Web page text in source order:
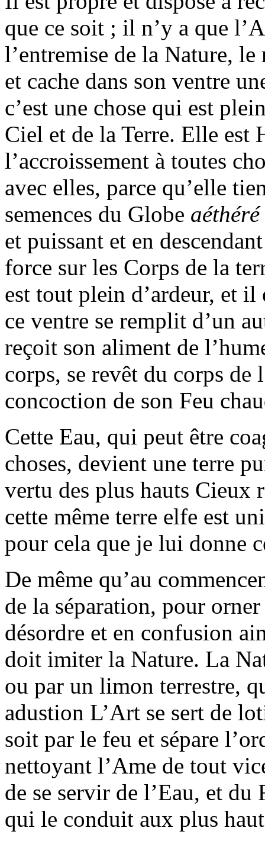
que ce soit ; il n’y a que
l’entremise de la Nature,
et cache dans son ventre
c’est une chose qui est
Ciel et de la Terre. Elle est
l’accroissement à toutes
avec elles, parce qu’elle
semences du Globe aéthéré
et puissant et en
force sur les Corps de la
est tout plein d’ardeur, et il
ce ventre se remplit d’un
reçoit son aliment de
corps, se revêt du corps de
concoction de son Feu
Cette Eau, qui peut être
choses, devient une terre
vertu des plus hauts Cieux
cette même terre elfe est
pour cela que je lui donne
De même qu’au
de la séparation, pour
désordre et en confusion
doit imiter la Nature. La
ou par un limon terrestre,
adustion L’Art se sert de
soit par le feu et sépare
nettoyant l’Ame de tout
de se servir de l’Eau, et
qui le conduit aux plus